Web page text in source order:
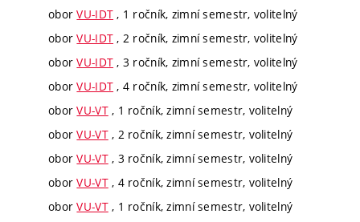
oborVU-IDT , 1 ročník, zimní semestr, volitelný
oborVU-IDT , 2 ročník, zimní semestr, volitelný
oborVU-IDT , 3 ročník, zimní semestr, volitelný
oborVU-IDT , 4 ročník, zimní semestr, volitelný
oborVU-VT, 1 ročník, zimní semestr, volitelný
oborVU-VT, 2 ročník, zimní semestr, volitelný
oborVU-VT, 3 ročník, zimní semestr, volitelný
oborVU-VT, 4 ročník, zimní semestr, volitelný
oborVU-VT, 1 ročník, zimní semestr, volitelný